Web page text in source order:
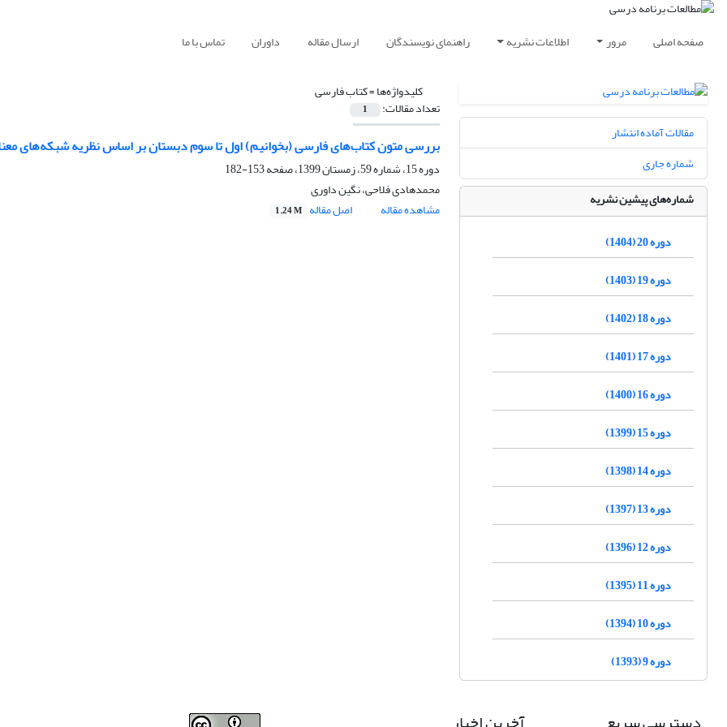
صفحه اصلی مرور اطلاعات نشریه راهنمای نویسندگان ارسال مقاله داوران تماس با ما
کلیدواژه‌ها =کتاب فارسی
تعداد مقالات: 1
بررسی متون کتاب‌های فارسی (بخوانیم) اول تا سوم دبستان بر اساس نظریه‌ شبکه‌های
دوره 15، شماره 59، زمستان 1399، صفحه
153-182
محمدهادی فلاحی، نگین داوری
مشاهده مقاله
اصل مقاله 1.24 M
مقالات آماده انتشار
شماره جاری
شماره‌های پیشین نشریه
دوره 20 (1404)
دوره 19 (1403)
دوره 18 (1402)
دوره 17 (1401)
دوره 16 (1400)
دوره 15 (1399)
دوره 14 (1398)
دوره 13 (1397)
دوره 12 (1396)
دوره 11 (1395)
دوره 10 (1394)
دوره 9 (1393)